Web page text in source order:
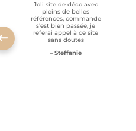
Joli site de déco avec
pleins de belles
références, commande
s’est bien passée, je
referai appel à ce site
sans doutes
– Steffanie